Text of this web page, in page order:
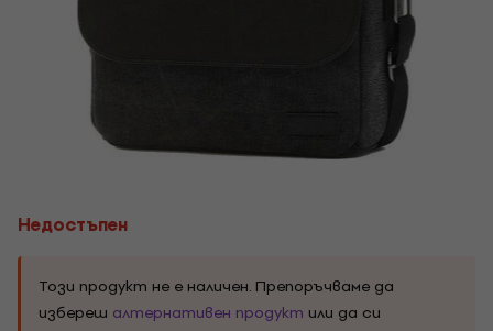
Недостъпен
Този продукт не е наличен. Препоръчваме да
избереш алтернативен продукт или да си